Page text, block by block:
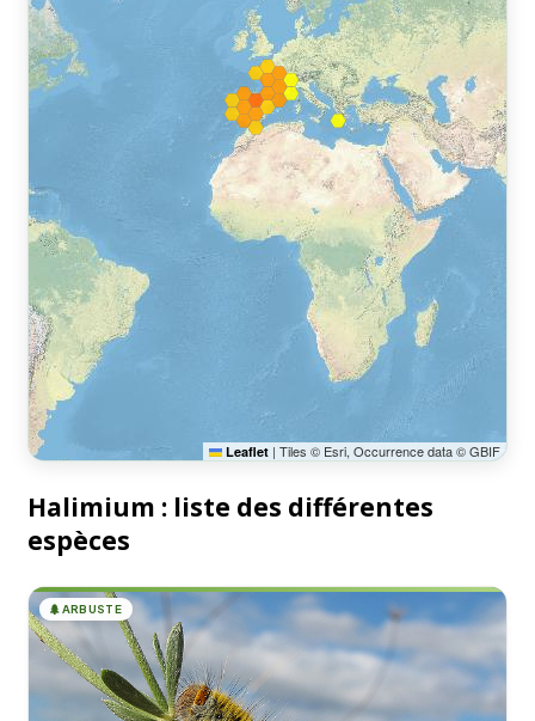
Leaflet | Tiles © Esri, Occurrence data © GBIF
Halimium : liste des différentes
espèces
🌲ARBUSTE